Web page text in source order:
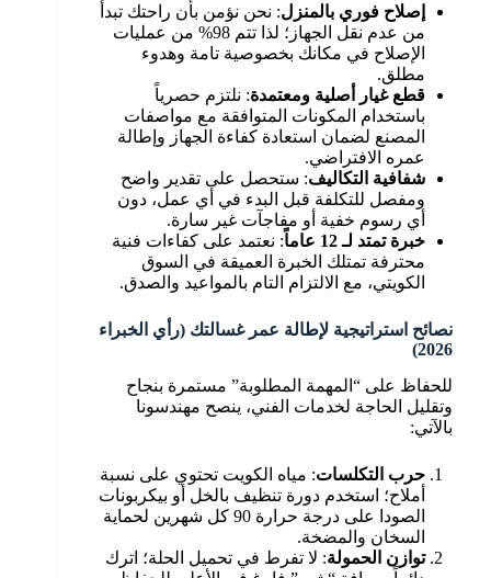
إصلاح فوري بالمنزل: نحن نؤمن بأن راحتك تبدأ
من عدم نقل الجهاز؛ لذا تتم 98% من عمليات
الإصلاح في مكانك بخصوصية تامة وهدوء
مطلق.
قطع غيار أصلية ومعتمدة: نلتزم حصرياً
باستخدام المكونات المتوافقة مع مواصفات
المصنع لضمان استعادة كفاءة الجهاز وإطالة
عمره الافتراضي.
شفافية التكاليف: ستحصل على تقدير واضح
ومفصل للتكلفة قبل البدء في أي عمل، دون
أي رسوم خفية أو مفاجآت غير سارة.
خبرة تمتد لـ 12 عاماً
: نعتمد على كفاءات فنية
محترفة تمتلك الخبرة العميقة في السوق
الكويتي، مع الالتزام التام بالمواعيد والصدق.
نصائح استراتيجية لإطالة عمر غسالتك (رأي الخبراء
2026)
للحفاظ على “المهمة المطلوبة” مستمرة بنجاح
وتقليل الحاجة لخدمات الفني، ينصح مهندسونا
بالآتي:
حرب التكلسات: مياه الكويت تحتوي على نسبة
أملاح؛ استخدم دورة تنظيف بالخل أو بيكربونات
الصودا على درجة حرارة 90 كل شهرين لحماية
السخان والمضخة.
توازن الحمولة: لا تفرط في تحميل الحلة؛ اترك